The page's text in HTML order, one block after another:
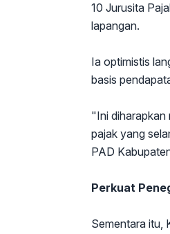
10 Jurusita
lapangan.
Ia optimistis
basis
"Ini diharapkan
pajak yang
PAD
Perkuat
Sementara itu,